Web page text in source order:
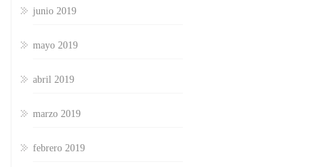
junio 2019
mayo 2019
abril 2019
marzo 2019
febrero 2019